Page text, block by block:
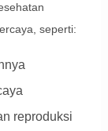
seperti:
reproduksi